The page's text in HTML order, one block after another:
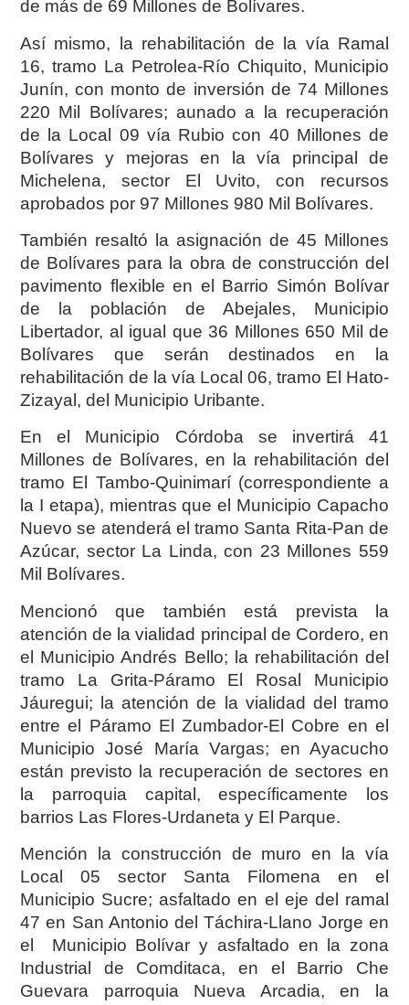
de más de 69 Millones de Bolívares.
Así mismo, la rehabilitación de la vía Ramal
16, tramo La Petrolea-Río Chiquito, Municipio
Junín, con monto de inversión de 74 Millones
220 Mil Bolívares; aunado a la recuperación
de la Local 09 vía Rubio con 40 Millones de
Bolívares y mejoras en la vía principal de
Michelena, sector El Uvito, con recursos
aprobados por 97 Millones 980 Mil Bolívares.
También resaltó la asignación de 45 Millones
de Bolívares para la obra de construcción del
pavimento flexible en el Barrio Simón Bolívar
de la población de Abejales, Municipio
Libertador, al igual que 36 Millones 650 Mil de
Bolívares que serán destinados en la
rehabilitación de la vía Local 06, tramo El Hato-
Zizayal, del Municipio Uribante.
En el Municipio Córdoba se invertirá 41
Millones de Bolívares, en la rehabilitación del
tramo El Tambo-Quinimarí (correspondiente a
la I etapa), mientras que el Municipio Capacho
Nuevo se atenderá el tramo Santa Rita-Pan de
Azúcar, sector La Linda, con 23 Millones 559
Mil Bolívares.
Mencionó que también está prevista la
atención de la vialidad principal de Cordero, en
el Municipio Andrés Bello; la rehabilitación del
tramo La Grita-Páramo El Rosal Municipio
Jáuregui; la atención de la vialidad del tramo
entre el Páramo El Zumbador-El Cobre en el
Municipio José María Vargas; en Ayacucho
están previsto la recuperación de sectores en
la parroquia capital, específicamente los
barrios Las Flores-Urdaneta y El Parque.
Mención la construcción de muro en la vía
Local 05 sector Santa Filomena en el
Municipio Sucre; asfaltado en el eje del ramal
47 en San Antonio del Táchira-Llano Jorge en
el Municipio Bolívar y asfaltado en la zona
Industrial de Comditaca, en el Barrio Che
Guevara parroquia Nueva Arcadia, en la